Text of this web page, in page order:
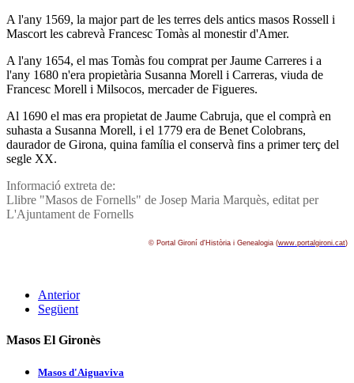
A l'any 1569, la major part de les terres dels antics masos Rossell i
Mascort les cabrevà Francesc Tomàs al monestir d'Amer.
A l'any 1654, el mas Tomàs fou comprat per Jaume Carreres i a
l'any 1680 n'era propietària Susanna Morell i Carreras, viuda de
Francesc Morell i Milsocos, mercader de Figueres.
Al 1690 el mas era propietat de Jaume Cabruja, que el comprà en
suhasta a Susanna Morell, i el 1779 era de Benet Colobrans,
daurador de Girona, quina famí­lia el conservà fins a primer terç del
segle XX.
Informació extreta de:
Llibre "Masos de Fornells" de Josep Maria Marquès, editat per
L'Ajuntament de Fornells
© Portal Gironí­ d'Història i Genealogia (www.portalgironi.cat)
Anterior
Següent
Masos El Gironès
Masos d'Aiguaviva